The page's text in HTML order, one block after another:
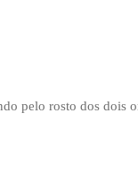
pelo rosto dos dois